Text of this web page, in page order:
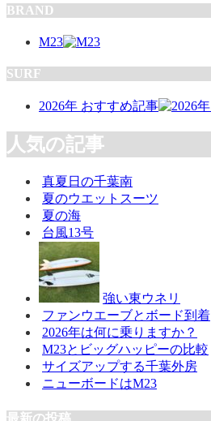
BRAND
M23
SURF
2026年 おすすめ記事
人気の記事
真夏日の千葉南
夏のウエットスーツ
夏の海
台風13号
強い東ウネリ
ファンウエーブとボード到着
2026年は何に乗りますか？
M23とビッグハッピーの比較
サイズアップする千葉外房
ニューボードはM23
最新の投稿